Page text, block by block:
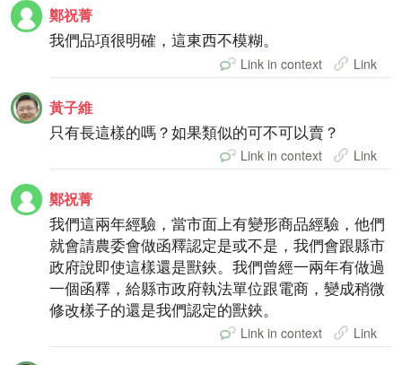
鄭祝菁
我們品項很明確，這東西不模糊。
Link in context Link
黃子維
只有長這樣的嗎？如果類似的可不可以賣？
Link in context Link
鄭祝菁
我們這兩年經驗，當市面上有變形商品經驗，他們
就會請農委會做函釋認定是或不是，我們會跟縣市
政府說即使這樣還是獸鋏。我們曾經一兩年有做過
一個函釋，給縣市政府執法單位跟電商，變成稍微
修改樣子的還是我們認定的獸鋏。
Link in context Link